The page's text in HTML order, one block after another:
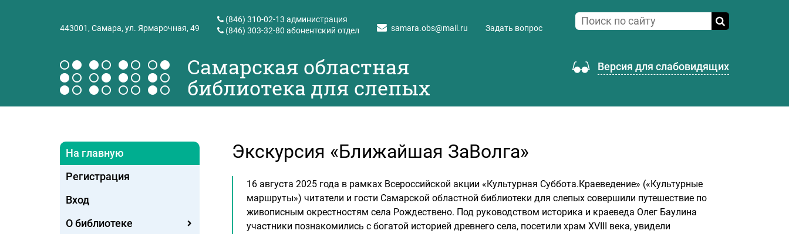
443001, Самара, ул. Ярмарочная, 49
(846) 310-02-13 администрация
(846) 303-32-80 абонентский отдел samara.obs@mail.ru Задать вопрос
Самарская областная
библиотека для слепых
Версия для слабовидящих
На главную
Регистрация
Вход
О библиотеке
Экскурсия «Ближайшая ЗаВолга»
16 августа 2025 года в рамках Всероссийской акции «Культурная Суббота.Краеведение» («Культурные
маршруты») читатели и гости Самарской областной библиотеки для слепых совершили путешествие по
живописным окрестностям села Рождествено. Под руководством историка и краеведа Олег Баулина
участники познакомились с богатой историей древнего села, посетили храм XVIII века, увидели